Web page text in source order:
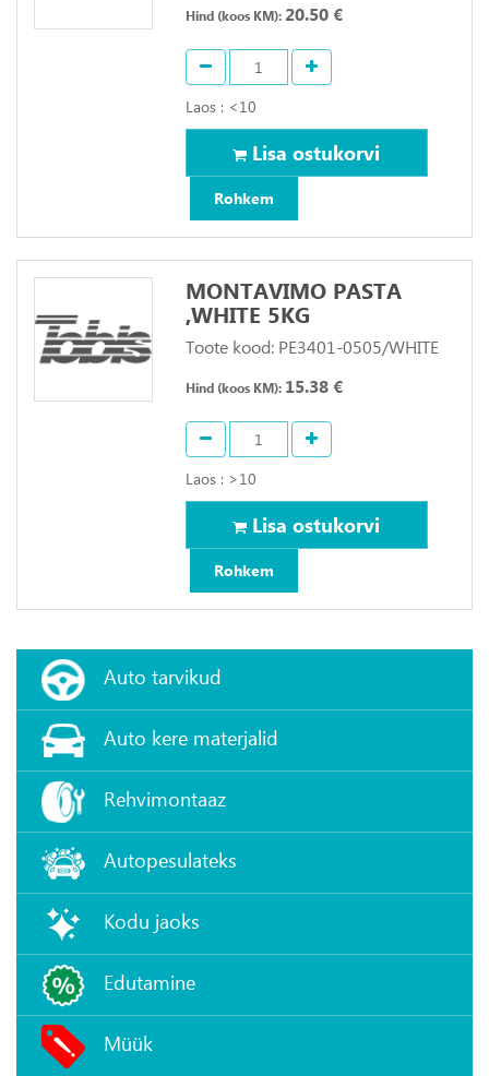
Hind (koos KM): 20.50 €
Laos : <10
Lisa ostukorvi
Rohkem
MONTAVIMO PASTA
,WHITE 5KG
Toote kood: PE3401-0505/WHITE
Hind (koos KM): 15.38 €
Laos : >10
Lisa ostukorvi
Rohkem
Auto tarvikud
Auto kere materjalid
Rehvimontaaz
Autopesulateks
Kodu jaoks
Edutamine
Müük